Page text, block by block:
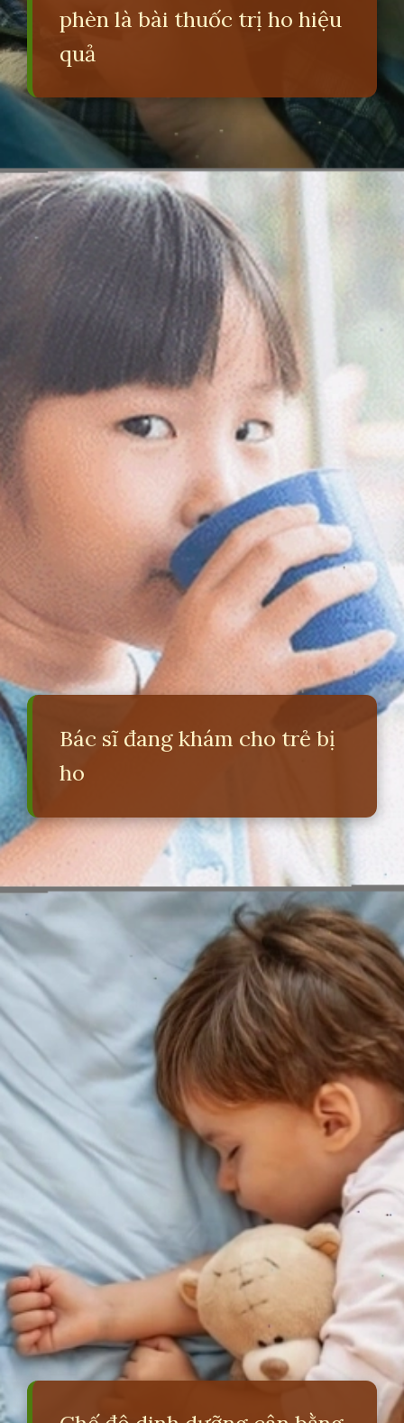
phèn là bài thuốc trị ho hiệu
quả
Đang mởhttps://erci.edu.vn/meo-chua-ho-cho-tre
Bác sĩ đang khám cho trẻ bị
ho
Đang mở https://erci.edu.vn/meo-chua-ho-cho-tre